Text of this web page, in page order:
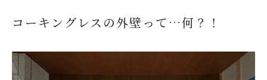
コーキングレスの外壁って…何？！